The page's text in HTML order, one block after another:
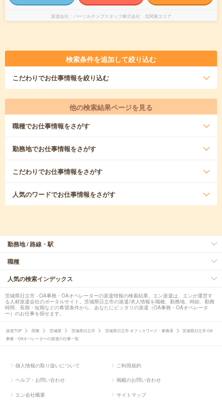
派遣会社 パーソルテンプスタッフ株式会社 北関東エリア
検索条件を追加して絞り込む
こだわりでお仕事情報を絞り込む
他の検索結果ページを見る
職種でお仕事情報をさがす
勤務地でお仕事情報をさがす
こだわりでお仕事情報をさがす
人気のワードでお仕事情報をさがす
勤務地 / 路線・駅
職種
人気の検索インデックス
茨城県日立市 - OA事務・OAオペレーターの派遣情報の検索結果。エン派遣は、エンが運営す
る人材派遣会社のポータルサイト。茨城県日立市の派遣/求人情報を職種、勤務地、時給、勤務
時間、長期・短期などの希望条件から、あなたにピッタリの派遣（OA事務・OAオペレータ
ー）のお仕事を探せます。
派遣TOP 関東 茨城県 茨城県日立市 茨城県日立市 オフィスワーク・事務系
茨城県日立市 OA
事務・OAオペレーターの派遣の仕事一覧
個人情報の取り扱いについて ご利用規約
ヘルプ・お問い合わせ 掲載のお問い合わせ
エン会社概要 サイトマップ